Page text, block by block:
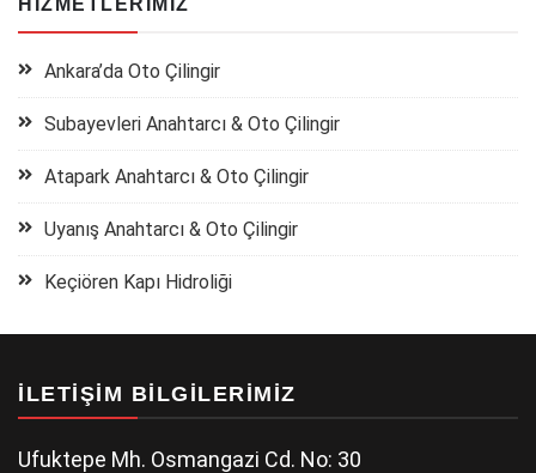
HIZMETLERIMIZ
Ankara’da Oto Çilingir
Subayevleri Anahtarcı & Oto Çilingir
Atapark Anahtarcı & Oto Çilingir
Uyanış Anahtarcı & Oto Çilingir
Keçiören Kapı Hidroliği
İLETIŞIM BILGILERIMIZ
Ufuktepe Mh. Osmangazi Cd. No: 30